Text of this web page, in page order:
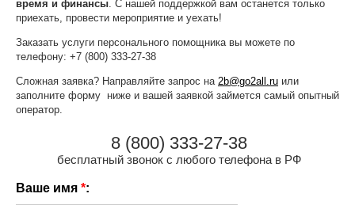
время и финансы . С нашей поддержкой вам останется только
приехать, провести мероприятие и уехать!
Заказать услуги персонального помощника вы можете по
телефону: +7 (800) 333-27-38
Сложная заявка? Направляйте запрос на 2b@go2all.ru или
заполните форму ниже и вашей заявкой займется самый опытный
оператор.
8 (800) 333-27-38
бесплатный звонок с любого телефона в РФ
Ваше имя *: